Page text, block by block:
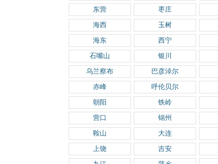
东营 枣庄
海西 玉树
海东 西宁
石嘴山 银川
乌兰察布 巴彦淖尔
赤峰 呼伦贝尔
朝阳 铁岭
营口 锦州
鞍山 大连
上饶 吉安